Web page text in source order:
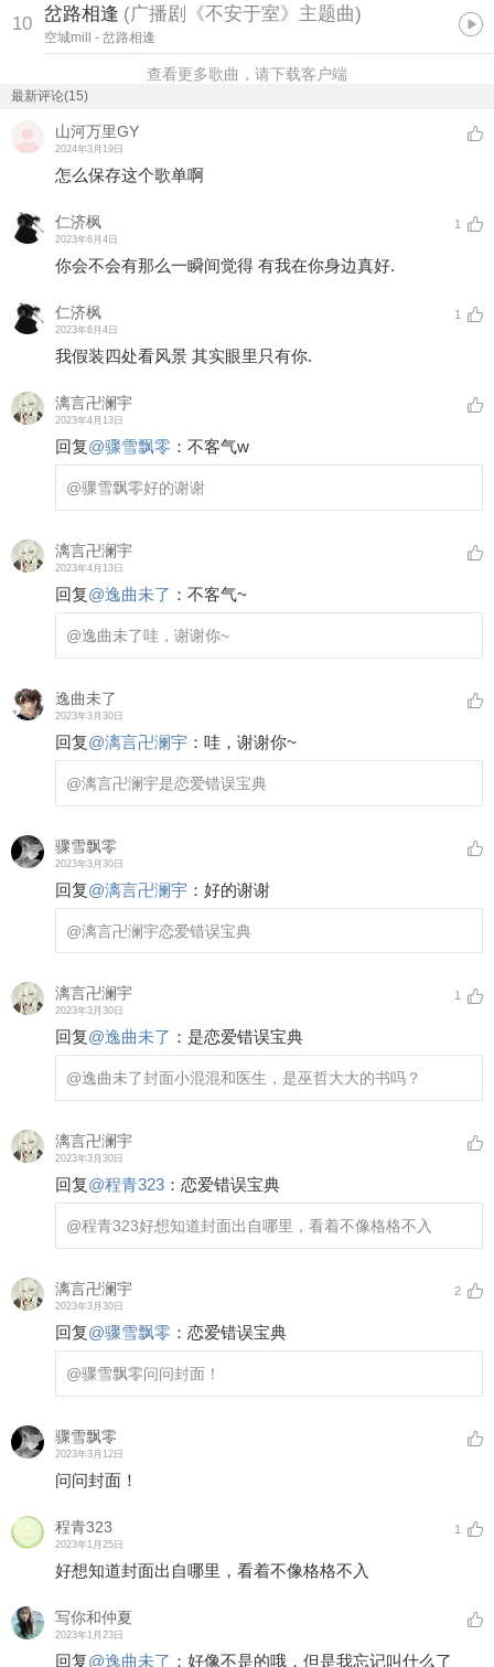
10 岔路相逢 (广播剧《不安于室》主题曲)
空城mill - 岔路相逢
查看更多歌曲，请下载客户端
最新评论(15)
山河万里GY
2024年3月19日
怎么保存这个歌单啊
仁济枫
2023年6月4日
1
你会不会有那么一瞬间觉得 有我在你身边真好.
仁济枫
2023年6月4日
1
我假装四处看风景 其实眼里只有你.
漓言卍澜宇
2023年4月13日
回复@骤雪飘零 ： 不客气w
@骤雪飘零好的谢谢
漓言卍澜宇
2023年4月13日
回复@逸曲未了 ： 不客气~
@逸曲未了哇，谢谢你~
逸曲未了
2023年3月30日
回复@漓言卍澜宇 ： 哇，谢谢你~
@漓言卍澜宇是恋爱错误宝典
骤雪飘零
2023年3月30日
回复@漓言卍澜宇 ： 好的谢谢
@漓言卍澜宇恋爱错误宝典
漓言卍澜宇
2023年3月30日
1
回复@逸曲未了 ： 是恋爱错误宝典
@逸曲未了封面小混混和医生，是巫哲大大的书吗？
漓言卍澜宇
2023年3月30日
回复@程青323 ： 恋爱错误宝典
@程青323好想知道封面出自哪里，看着不像格格不入
漓言卍澜宇
2023年3月30日
2
回复@骤雪飘零 ： 恋爱错误宝典
@骤雪飘零问问封面！
骤雪飘零
2023年3月12日
问问封面！
程青323
2023年1月25日
1
好想知道封面出自哪里，看着不像格格不入
写你和仲夏
2023年1月23日
回复@逸曲未了 ： 好像不是的哦，但是我忘记叫什么了